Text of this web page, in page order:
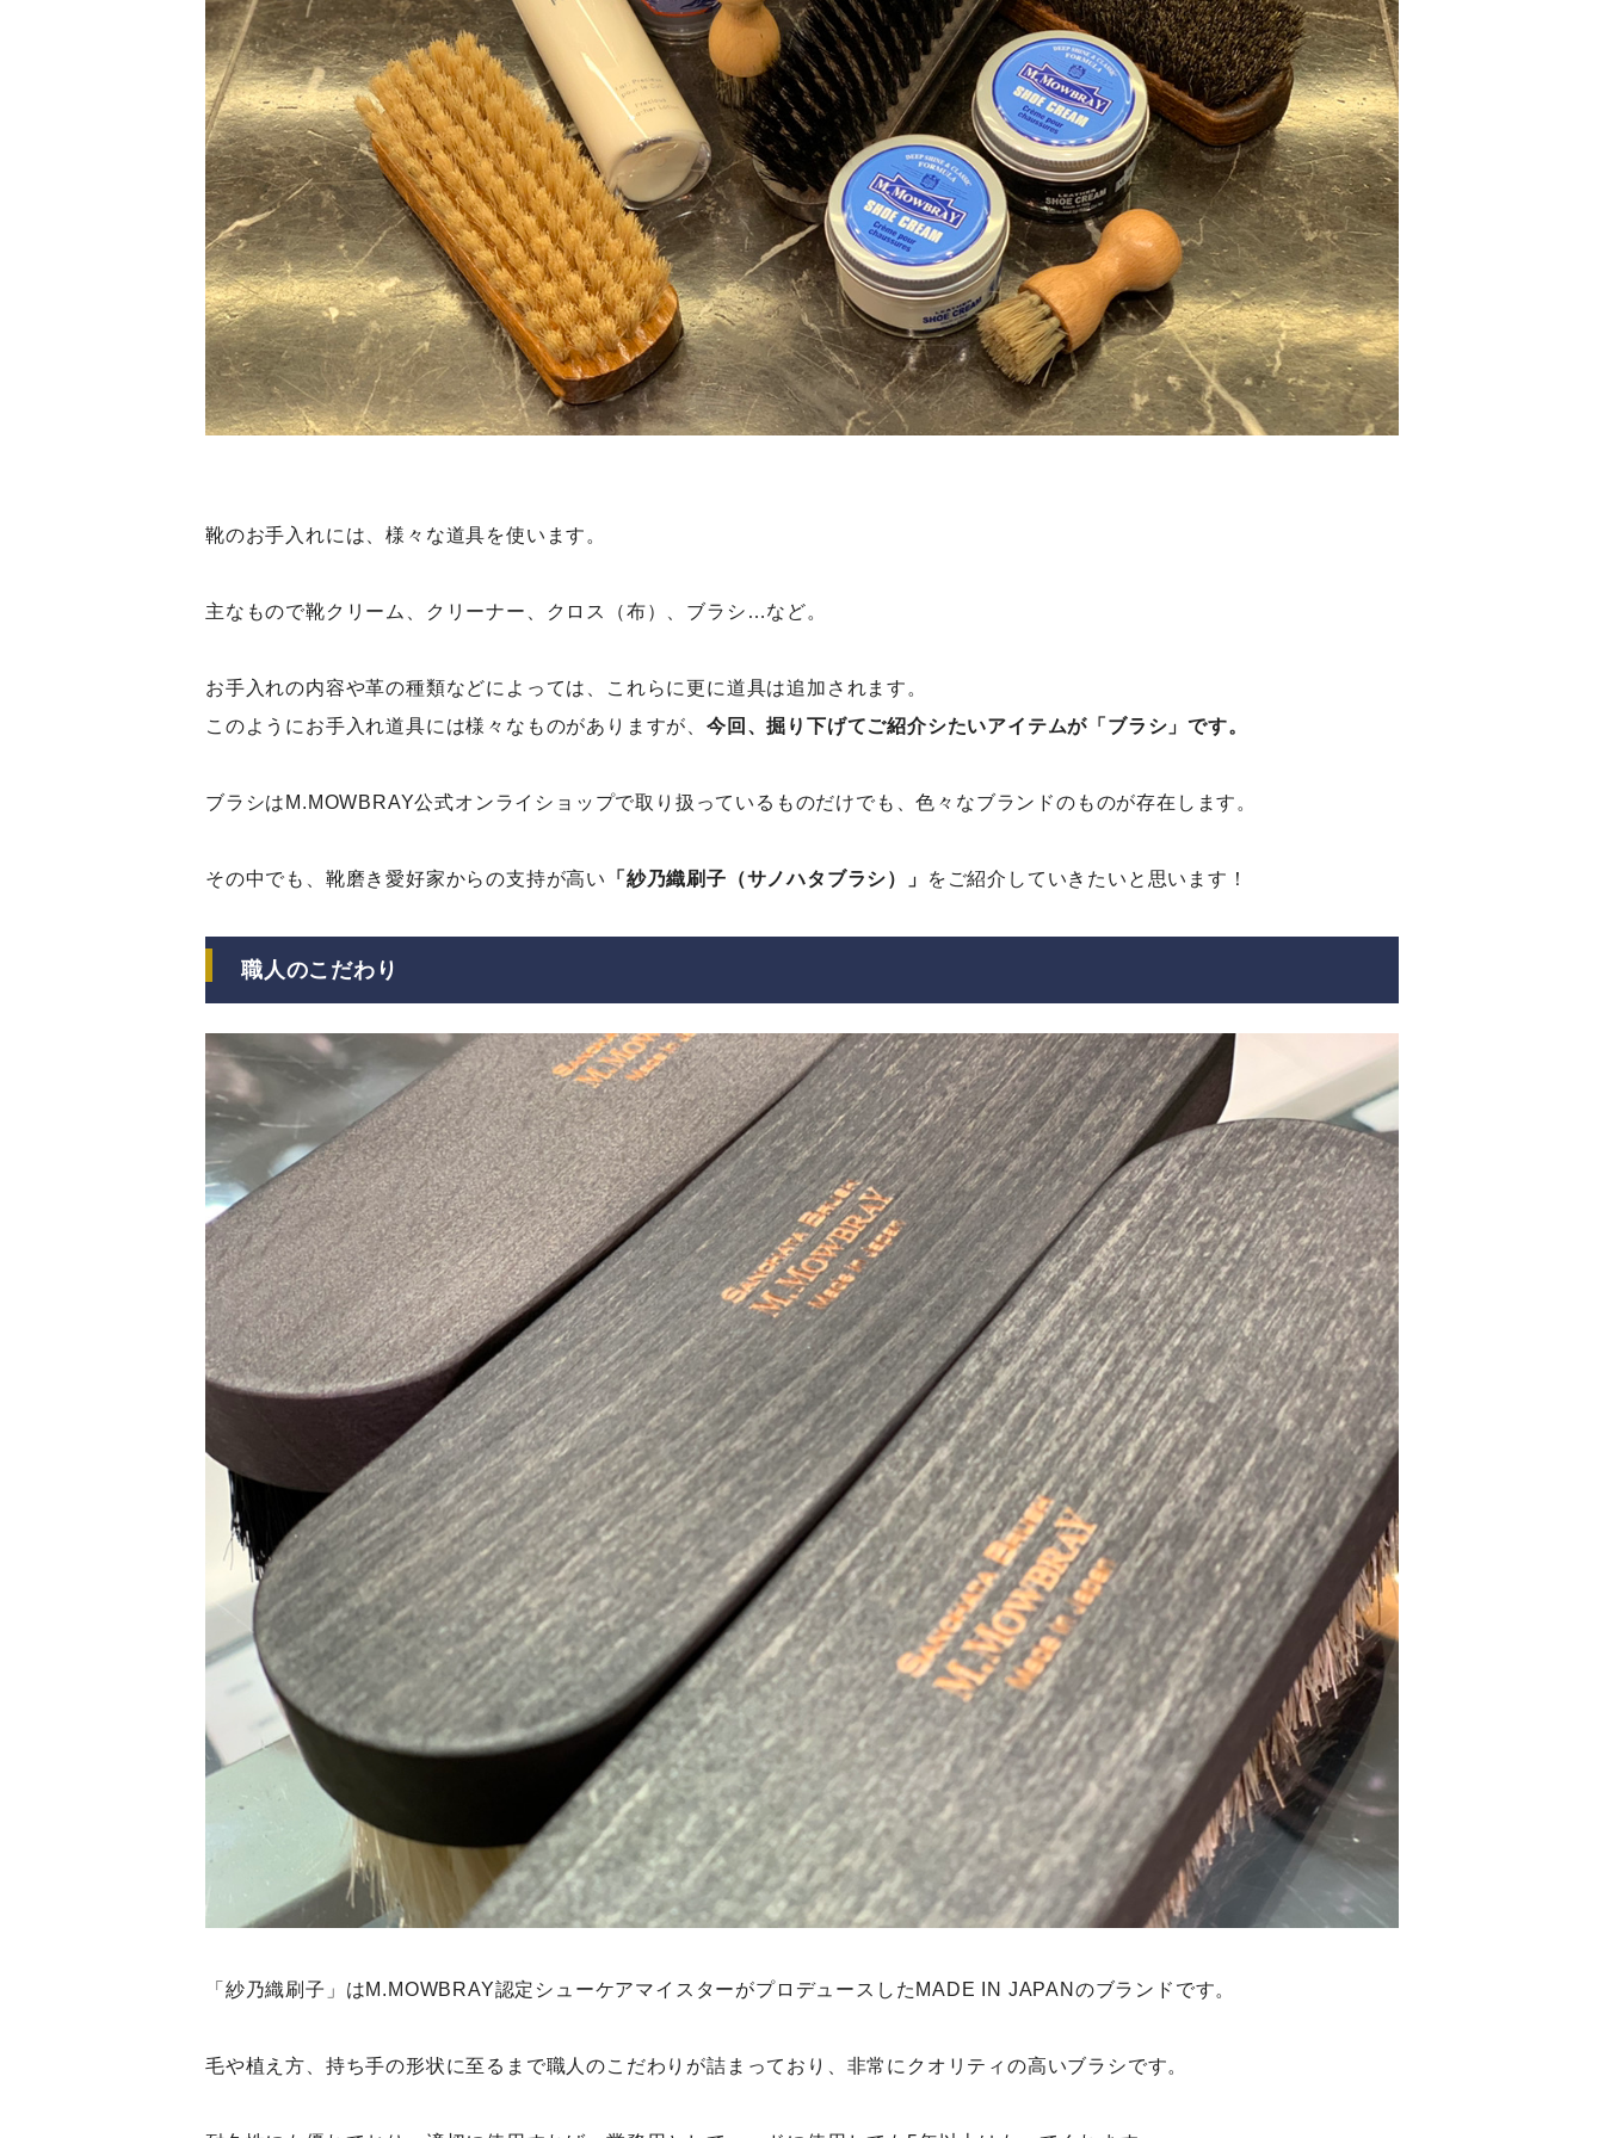
靴のお手入れには、様々な道具を使います。
主なもので靴クリーム、クリーナー、クロス（布）、ブラシ…など。
お手入れの内容や革の種類などによっては、これらに更に道具は追加されます。
このようにお手入れ道具には様々なものがありますが、 今回、掘り下げてご紹介シたいアイテムが「ブラシ」です。
ブラシは M.MOWBRAY公式オンライショップで取り扱っているものだけでも、色々なブランドのものが存在します。
その中でも、靴磨き愛好家からの支持が高い 「紗乃織刷子（サノハタブラシ）」 をご紹介していきたいと思います！
職人のこだわり
「紗乃織刷子」はM.MOWBRAY認定シューケアマイスターがプロデュースしたMADE IN JAPANのブランドです。
毛や植え方、持ち手の形状に至るまで職人のこだわりが詰まっており、非常にクオリティの高いブラシです。